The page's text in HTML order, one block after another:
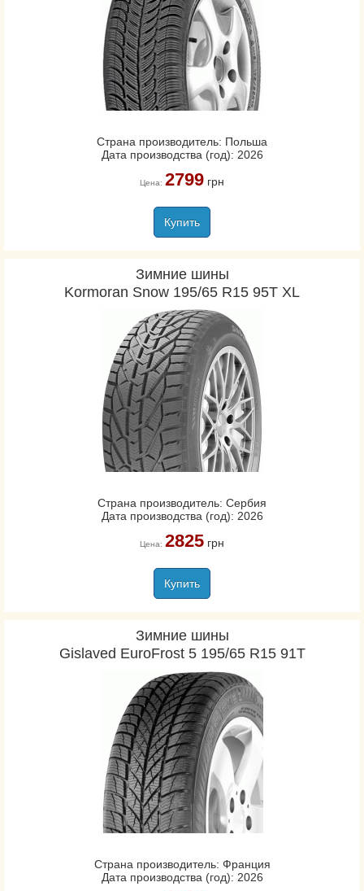
Страна производитель: Польша
Дата производства (год): 2026
Цена: 2799грн
Купить
Зимние шины
Kormoran Snow 195/65 R15 95T XL
Страна производитель: Сербия
Дата производства (год): 2026
Цена: 2825грн
Купить
Зимние шины
Gislaved EuroFrost 5 195/65 R15 91T
Страна производитель: Франция
Дата производства (год): 2026